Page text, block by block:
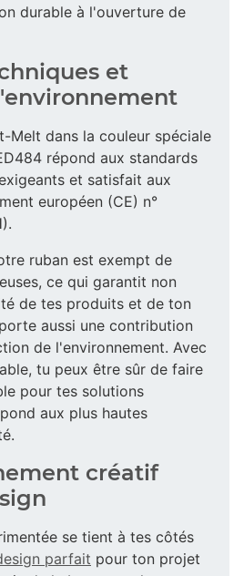
durable à l'ouverture de
et
Melt dans la couleur spéciale
répond aux standards
et satisfait aux
européen (CE) n°
ruban est exempt de
ce qui garantit non
de tes produits et de ton
aussi une contribution
de l'environnement. Avec
tu peux être sûr de faire
pour tes solutions
aux plus hautes
créatif
se tient à tes côtés
parfait pour ton projet